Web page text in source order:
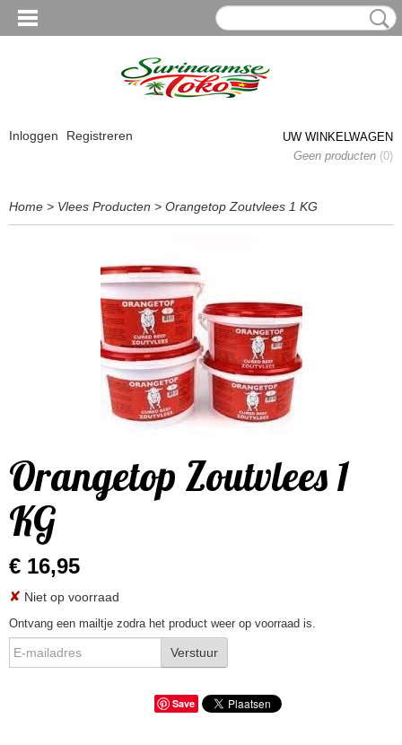
Inloggen Registreren
UW WINKELWAGEN
Geen producten (0)
Home > Vlees Producten > Orangetop Zoutvlees 1 KG
Orangetop Zoutvlees 1
KG
€ 16,95
✘ Niet op voorraad
Ontvang een mailtje zodra het product weer op voorraad is.
Verstuur
Save